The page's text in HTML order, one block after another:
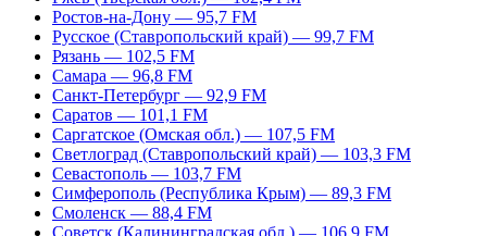
Ростов-на-Дону — 95,7 FM
Русское (Ставропольский край) — 99,7 FM
Рязань — 102,5 FM
Самара — 96,8 FM
Санкт-Петербург — 92,9 FM
Саратов — 101,1 FM
Саргатское (Омская обл.) — 107,5 FM
Светлоград (Ставропольский край) — 103,3 FM
Севастополь — 103,7 FM
Симферополь (Республика Крым) — 89,3 FM
Смоленск — 88,4 FM
Советск (Калининградская обл.) — 106,9 FM